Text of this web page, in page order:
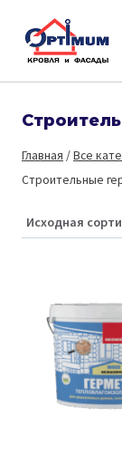
Перейти
Главная /Все
Строительные